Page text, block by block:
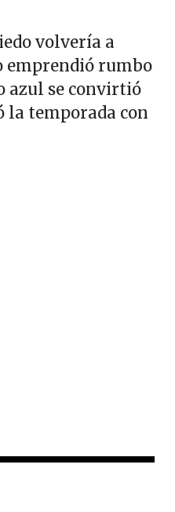
volvería a
emprendió rumbo
azul se convirtió
la temporada con